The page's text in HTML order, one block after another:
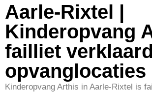
Aarle-Rixtel |
Kinderopvang
failliet
opvanglocaties
Kinderopvang Arthis in Aarle-Rixtel is